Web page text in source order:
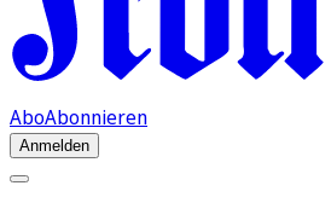
AboAbonnieren
Anmelden